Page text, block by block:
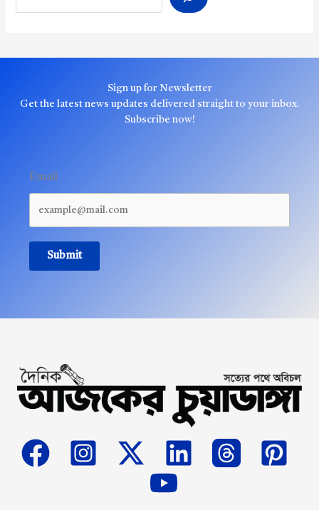
Sign up for Newsletter
Get the latest news updates delivered straight to your inbox.
Subscribe now!
Email
Submit